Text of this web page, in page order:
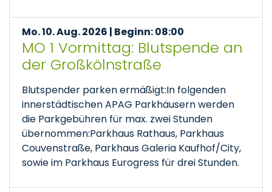
Mo. 10. Aug. 2026 | Beginn: 08:00
MO 1 Vormittag: Blutspende an
der Großkölnstraße
Blutspender parken ermäßigt:In folgenden
innerstädtischen APAG Parkhäusern werden
die Parkgebühren für max. zwei Stunden
übernommen:Parkhaus Rathaus, Parkhaus
Couvenstraße, Parkhaus Galeria Kaufhof/City,
sowie im Parkhaus Eurogress für drei Stunden.